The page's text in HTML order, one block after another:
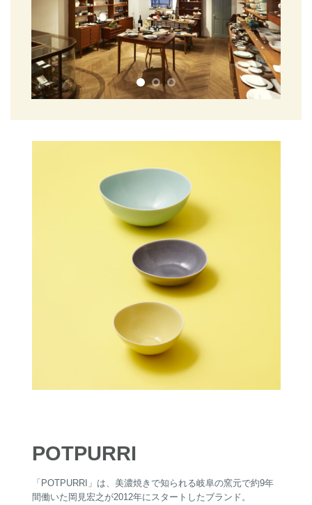
POTPURRI
「POTPURRI」は、美濃焼きで知られる岐阜の窯元で約9年
間働いた岡見宏之が2012年にスタートしたブランド。